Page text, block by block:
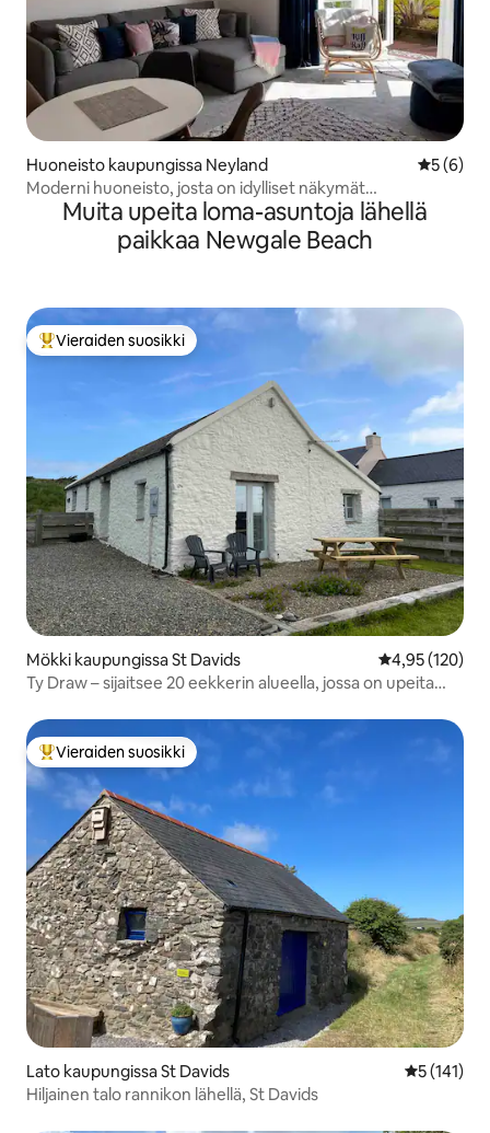
Huoneisto kaupungissa Neyland
5 (6)
Moderni huoneisto, josta on idylliset näkymät
venesatamaan
Muita upeita loma-asuntoja lähellä
paikkaa Newgale Beach
Vieraiden suosikkien parhaimmistoa
Vieraiden suosikki
Mökki kaupungissa St Davids
4,95 (120)
Ty Draw – sijaitsee 20 eekkerin alueella, jossa on upeita
Vieraiden suosikkien parhaimmistoa
Vieraiden suosikki
Lato kaupungissa St Davids
5 (141)
Hiljainen talo rannikon lähellä, St Davids